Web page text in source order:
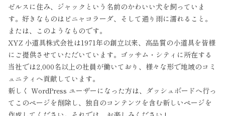
ゼルスに住み、ジャックという名前のかわいい犬を飼っていま
す。好きなものはピニャコラーダ、そして通り雨に濡れること。
または、このようなものです。
XYZ 小道具株式会社は1971年の創立以来、高品質の小道具を皆様
にご提供させていただいています。ゴッサム・シティに所在する
当社では2,000名以上の社員が働いており、様々な形で地域のコミ
ュニティへ貢献しています。
新しく WordPress ユーザーになった方は、 ダッシュボードへ行っ
てこのページを削除し、独自のコンテンツを含む新しいページを